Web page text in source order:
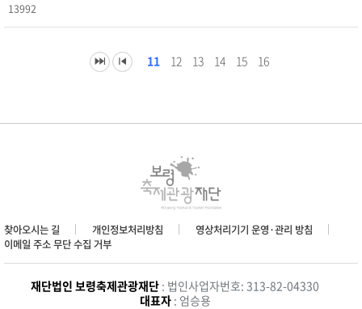
13992
11 12 13 14 15 16
찾아오시는 길 개인정보처리방침
영상처리기기 운영·관리 방침
이메일 주소 무단 수집 거부
재단법인 보령축제관광재단 : 법인사업자번호: 313-82-04330
대표자: 엄승용